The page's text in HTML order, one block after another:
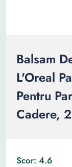
Balsam
L'Oreal
Pentru
Cadere,
Scor: 4.6